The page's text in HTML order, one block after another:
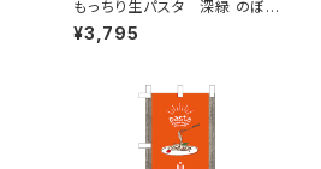
もっちり生パスタ 深緑 のぼり
旗
¥3,795